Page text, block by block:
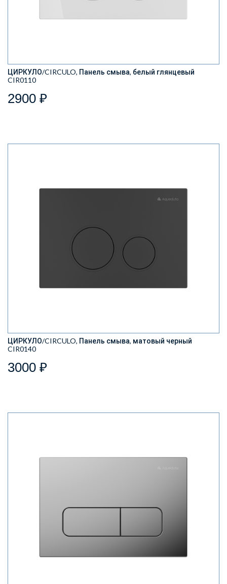
ЦИРКУЛО/CIRCULO, Панель смыва, белый глянцевый
CIR0110
2900 ₽
ЦИРКУЛО/CIRCULO, Панель смыва, матовый черный
CIR0140
3000 ₽